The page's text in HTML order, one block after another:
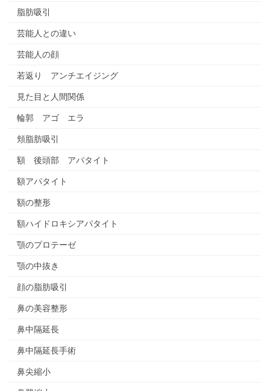
脂肪吸引
芸能人との違い
芸能人の顔
若返り アンチエイジング
見た目と人間関係
輪郭 アゴ エラ
頬脂肪吸引
額 後頭部 アパタイト
額アパタイト
額の整形
額ハイドロキシアパタイト
顎のプロテーゼ
顎の中抜き
顔の脂肪吸引
鼻の美容整形
鼻中隔延長
鼻中隔延長手術
鼻尖縮小